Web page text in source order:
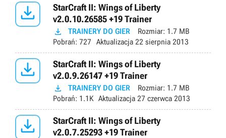

StarCraft II: Wings of Liberty
v2.0.10.26585 +19 Trainer
 TRAINERY DO GIER Rozmiar: 1.7 MB
Pobrań: 727 Aktualizacja 22 sierpnia 2013

StarCraft II: Wings of Liberty
v2.0.9.26147 +19 Trainer
 TRAINERY DO GIER Rozmiar: 1.7 MB
Pobrań: 1.1K Aktualizacja 27 czerwca 2013

StarCraft II: Wings of Liberty
v2.0.7.25293 +19 Trainer